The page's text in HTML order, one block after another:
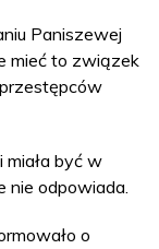
Paniszewej
mieć to związek
miała być w
nie odpowiada.
o